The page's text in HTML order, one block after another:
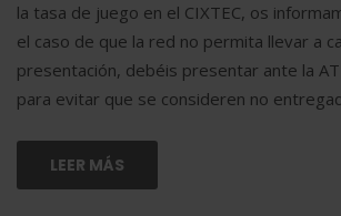
la tasa de juego en el CIXTEC, os
el caso de que la red no permita llevar a
presentación, debéis presentar ante la
para evitar que se consideren no
LEER MÁS